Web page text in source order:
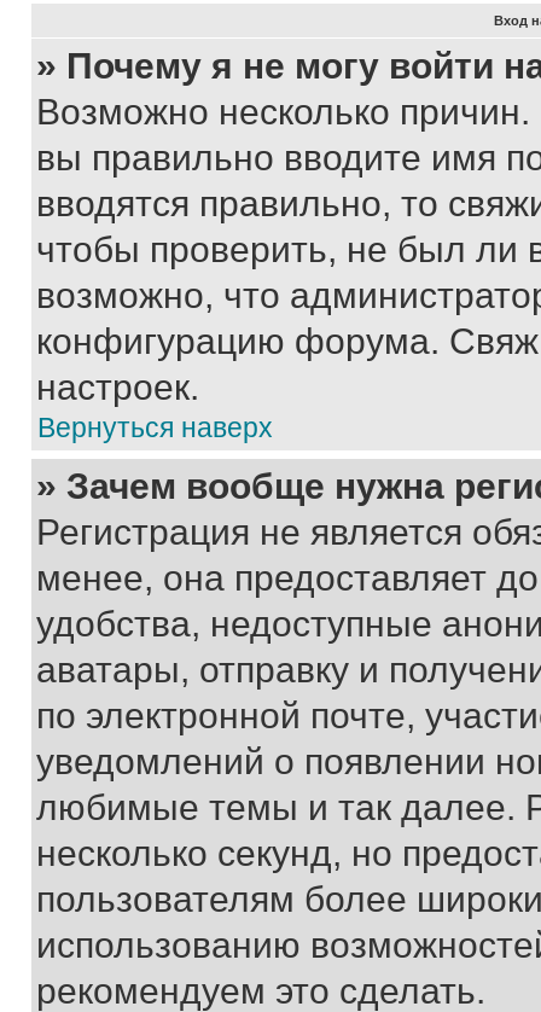
Вход
» Почему я не могу войти
Возможно несколько
вы правильно вводите имя
вводятся правильно, то
чтобы проверить, не был ли
возможно, что
конфигурацию форума.
настроек.
Вернуться наверх
» Зачем вообще нужна
Регистрация не является
менее, она предоставляет
удобства, недоступные
аватары, отправку и
по электронной почте,
уведомлений о появлении
любимые темы и так далее.
несколько секунд, но
пользователям более
использованию
рекомендуем это сделать.